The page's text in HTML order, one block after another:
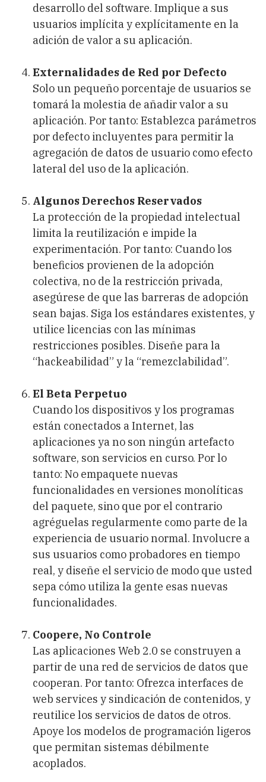
desarrollo del software. Implique a sus
usuarios implícita y explícitamente en la
adición de valor a su aplicación.
Externalidades de Red por Defecto
Solo un pequeño porcentaje de usuarios se
tomará la molestia de añadir valor a su
aplicación. Por tanto: Establezca parámetros
por defecto incluyentes para permitir la
agregación de datos de usuario como efecto
lateral del uso de la aplicación.
Algunos Derechos Reservados
La protección de la propiedad intelectual
limita la reutilización e impide la
experimentación. Por tanto: Cuando los
beneficios provienen de la adopción
colectiva, no de la restricción privada,
asegúrese de que las barreras de adopción
sean bajas. Siga los estándares existentes, y
utilice licencias con las mínimas
restricciones posibles. Diseñe para la
“hackeabilidad” y la “remezclabilidad”.
El Beta Perpetuo
Cuando los dispositivos y los programas
están conectados a Internet, las
aplicaciones ya no son ningún artefacto
software, son servicios en curso. Por lo
tanto: No empaquete nuevas
funcionalidades en versiones monolíticas
del paquete, sino que por el contrario
agréguelas regularmente como parte de la
experiencia de usuario normal. Involucre a
sus usuarios como probadores en tiempo
real, y diseñe el servicio de modo que usted
sepa cómo utiliza la gente esas nuevas
funcionalidades.
Coopere, No Controle
Las aplicaciones Web 2.0 se construyen a
partir de una red de servicios de datos que
cooperan. Por tanto: Ofrezca interfaces de
web services y sindicación de contenidos, y
reutilice los servicios de datos de otros.
Apoye los modelos de programación ligeros
que permitan sistemas débilmente
acoplados.